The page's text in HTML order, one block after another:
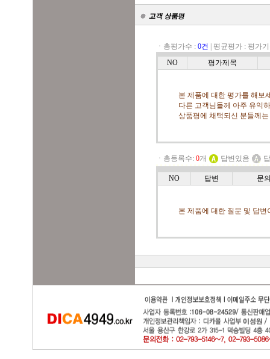
ㆍ총평가수 : 0건 평균평가 : 평가
NO
평가제목
본 제품에 대한 평가를 해보
다른 고객님들께 아주 유익
상품평에 채택되신 분들께
ㆍ총등록수: 0개 답변있음
NO 답변 문
본 제품에 대한 질문 및 답